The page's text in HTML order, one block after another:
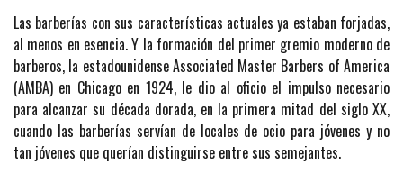
Las barberías con sus características actuales ya estaban forjadas,
al menos en esencia. Y la formación del primer gremio moderno de
barberos, la estadounidense Associated Master Barbers of America
(AMBA) en Chicago en 1924, le dio al oficio el impulso necesario
para alcanzar su década dorada, en la primera mitad del siglo XX,
cuando las barberías servían de locales de ocio para jóvenes y no
tan jóvenes que querían distinguirse entre sus semejantes.